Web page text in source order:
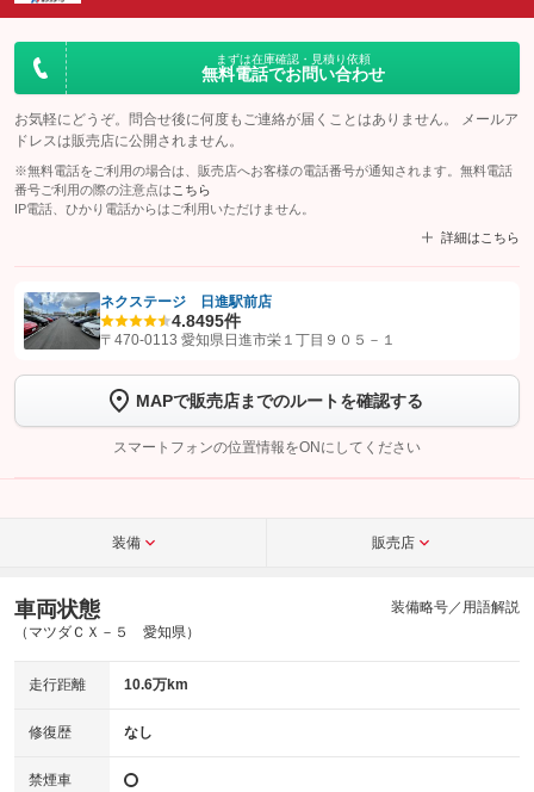
まずは在庫確認・見積り依頼
無料電話でお問い合わせ
お気軽にどうぞ。問合せ後に何度もご連絡が届くことはありません。 メールア
ドレスは販売店に公開されません。
※無料電話をご利用の場合は、販売店へお客様の電話番号が通知されます。無料電話
番号ご利用の際の注意点は こちら
IP電話、ひかり電話からはご利用いただけません。
詳細はこちら
【STEP1】認証画面でグーネットを友だち追加してから「許可する」ボタンを押
トーク画面で
ボタンをタップして問い合わせを
完了してください。
こちら
ネクステージ 日進駅前店
4.8495件
〒470-0113 愛知県日進市栄１丁目９０５－１
MAPで販売店までのルートを確認する
スマートフォンの位置情報をONにしてください
装備 販売店
車両状態
（マツダＣＸ－５ 愛知県）
装備略号／用語解説
走行距離 10.6万km
修復歴 なし
禁煙車